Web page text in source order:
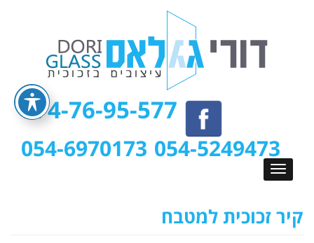
074-76-95-577
054-6970173 054-5249473
קיר זכוכית למטבח